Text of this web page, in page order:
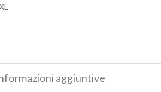
aggiuntive